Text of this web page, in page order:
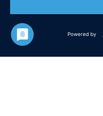
Powered by